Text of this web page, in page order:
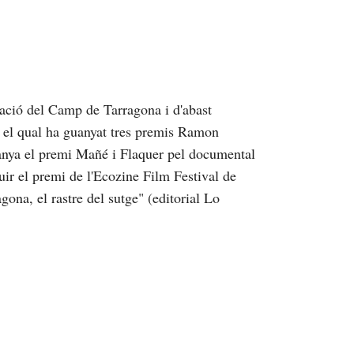
del Camp de Tarragona i d'abast
qual ha guanyat tres premis Ramon
el premi Mañé i Flaquer pel documental
el premi de l'Ecozine Film Festival de
el rastre del sutge" (editorial Lo